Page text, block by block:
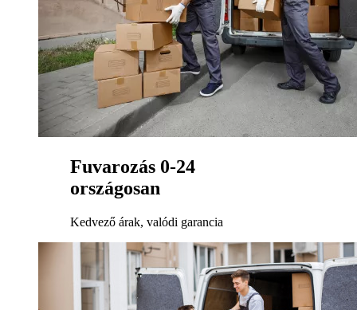
Fuvarozás 0-24
országosan
Kedvező árak, valódi garancia